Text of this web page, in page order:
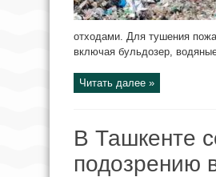
отходами. Для тушения
включая бульдозер,
Читать далее »
В Ташкенте
подозрению